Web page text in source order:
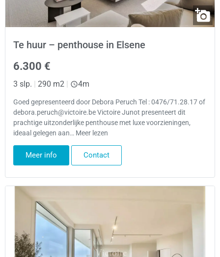
Te huur – penthouse in Elsene
6.300 €
3 slp. | 290 m2 | 4m
Goed gepresenteerd door Debora Peruch Tel : 0476/71.28.17 of
debora.peruch@victoire.be Victoire Junot presenteert dit
prachtige uitzonderlijke penthouse met luxe voorzieningen,
ideaal gelegen aan… Meer lezen
Meer info Contact